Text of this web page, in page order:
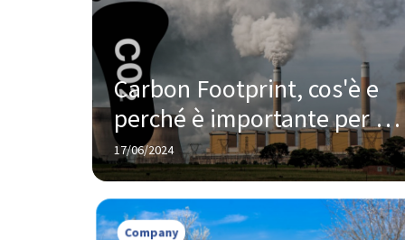
Carbon Footprint, cos'è e
perché è importante per le
aziende saperlo calcolare
17/06/2024
Company